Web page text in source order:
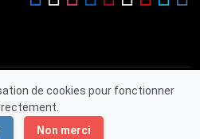
de cookies pour fonctionner
Non merci
Tous droits réservés.